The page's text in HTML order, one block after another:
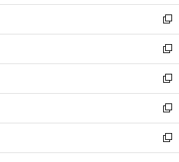
開
く
ウ
で
開
く
ン
ド
ウ
で
開
く
ウ
ィ
ン
ド
ウ
で
開
く
し
い
ウ
ィ
ン
ド
ウ
で
開
く
新
し
い
ウ
ィ
ン
ド
ウ
で
開
新
し
い
ウ
ィ
ン
ド
ウ
新
し
い
ウ
ィ
ン
新
し
い
ウ
新
し